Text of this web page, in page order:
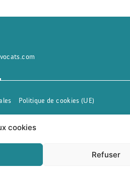
cookies
Refuser
Politique de cookies (UE)